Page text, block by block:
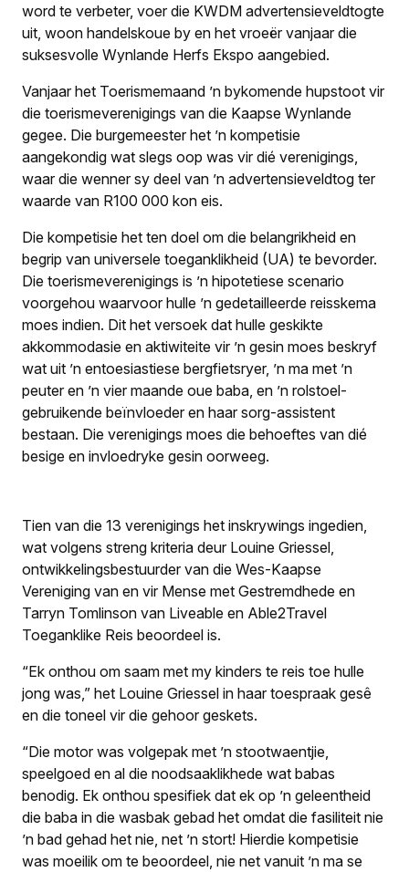
word te verbeter, voer die KWDM advertensieveldtogte
uit, woon handelskoue by en het vroeër vanjaar die
suksesvolle Wynlande Herfs Ekspo aangebied.
Vanjaar het Toerismemaand ’n bykomende hupstoot vir
die toerismeverenigings van die Kaapse Wynlande
gegee. Die burgemeester het ’n kompetisie
aangekondig wat slegs oop was vir dié verenigings,
waar die wenner sy deel van ’n advertensieveldtog ter
waarde van R100 000 kon eis.
Die kompetisie het ten doel om die belangrikheid en
begrip van universele toeganklikheid (UA) te bevorder.
Die toerismeverenigings is ’n hipotetiese scenario
voorgehou waarvoor hulle ’n gedetailleerde reisskema
moes indien. Dit het versoek dat hulle geskikte
akkommodasie en aktiwiteite vir ’n gesin moes beskryf
wat uit ’n entoesiastiese bergfietsryer, ’n ma met ’n
peuter en ’n vier maande oue baba, en ’n rolstoel-
gebruikende beïnvloeder en haar sorg-assistent
bestaan. Die verenigings moes die behoeftes van dié
besige en invloedryke gesin oorweeg.
Tien van die 13 verenigings het inskrywings ingedien,
wat volgens streng kriteria deur Louine Griessel,
ontwikkelingsbestuurder van die Wes-Kaapse
Vereniging van en vir Mense met Gestremdhede en
Tarryn Tomlinson van Liveable en Able2Travel
Toeganklike Reis beoordeel is.
“Ek onthou om saam met my kinders te reis toe hulle
jong was,” het Louine Griessel in haar toespraak gesê
en die toneel vir die gehoor geskets.
“Die motor was volgepak met ’n stootwaentjie,
speelgoed en al die noodsaaklikhede wat babas
benodig. Ek onthou spesifiek dat ek op ’n geleentheid
die baba in die wasbak gebad het omdat die fasiliteit nie
’n bad gehad het nie, net ’n stort! Hierdie kompetisie
was moeilik om te beoordeel, nie net vanuit ’n ma se